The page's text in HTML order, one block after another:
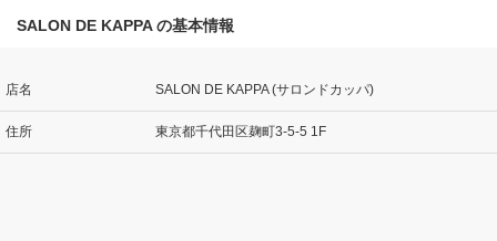
SALON DE KAPPA の基本情報
店名 SALON DE KAPPA (サロンドカッパ)
住所 東京都千代田区麹町3-5-5 1F